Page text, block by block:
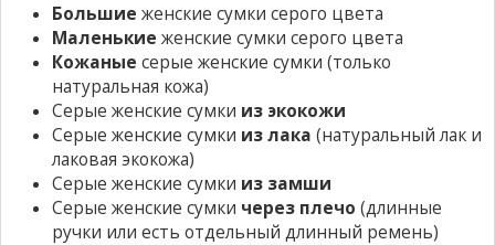
Большие женские сумки серого цвета
Маленькие женские сумки серого цвета
Кожаные серые женские сумки (только
натуральная кожа)
Серые женские сумки из экокожи
Серые женские сумки из лака (натуральный лак и
лаковая экокожа)
Серые женские сумки из замши
Серые женские сумки через плечо (длинные
ручки или есть отдельный длинный ремень)